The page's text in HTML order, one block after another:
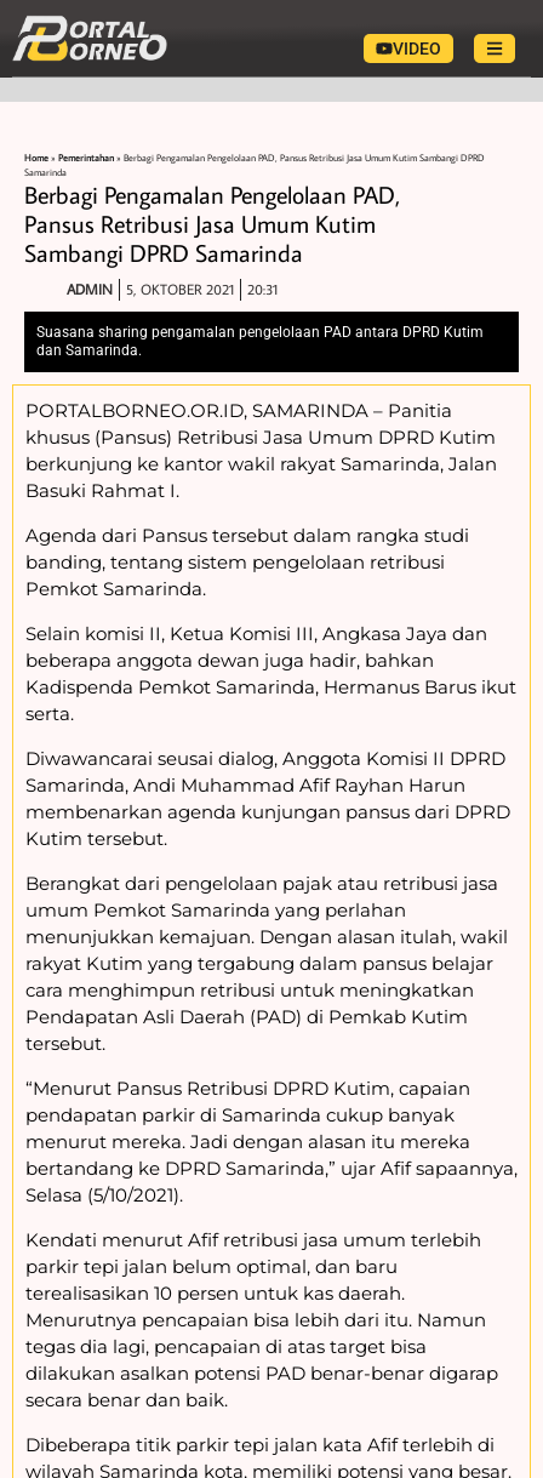
VIDEO
Home » Pemerintahan » Berbagi Pengamalan Pengelolaan PAD, Pansus Retribusi Jasa Umum Kutim Sambangi DPRD
Samarinda
Berbagi Pengamalan Pengelolaan PAD,
Pansus Retribusi Jasa Umum Kutim
Sambangi DPRD Samarinda
ADMIN 5, OKTOBER 2021 20:31
Suasana sharing pengamalan pengelolaan PAD antara DPRD Kutim
dan Samarinda.
PORTALBORNEO.OR.ID, SAMARINDA – Panitia
khusus (Pansus) Retribusi Jasa Umum DPRD Kutim
berkunjung ke kantor wakil rakyat Samarinda, Jalan
Basuki Rahmat I.
Agenda dari Pansus tersebut dalam rangka studi
banding, tentang sistem pengelolaan retribusi
Pemkot Samarinda.
Selain komisi II, Ketua Komisi III, Angkasa Jaya dan
beberapa anggota dewan juga hadir, bahkan
Kadispenda Pemkot Samarinda, Hermanus Barus ikut
serta.
Diwawancarai seusai dialog, Anggota Komisi II DPRD
Samarinda, Andi Muhammad Afif Rayhan Harun
membenarkan agenda kunjungan pansus dari DPRD
Kutim tersebut.
Berangkat dari pengelolaan pajak atau retribusi jasa
umum Pemkot Samarinda yang perlahan
menunjukkan kemajuan. Dengan alasan itulah, wakil
rakyat Kutim yang tergabung dalam pansus belajar
cara menghimpun retribusi untuk meningkatkan
Pendapatan Asli Daerah (PAD) di Pemkab Kutim
tersebut.
“Menurut Pansus Retribusi DPRD Kutim, capaian
pendapatan parkir di Samarinda cukup banyak
menurut mereka. Jadi dengan alasan itu mereka
bertandang ke DPRD Samarinda,” ujar Afif sapaannya,
Selasa (5/10/2021).
Kendati menurut Afif retribusi jasa umum terlebih
parkir tepi jalan belum optimal, dan baru
terealisasikan 10 persen untuk kas daerah.
Menurutnya pencapaian bisa lebih dari itu. Namun
tegas dia lagi, pencapaian di atas target bisa
dilakukan asalkan potensi PAD benar-benar digarap
secara benar dan baik.
Dibeberapa titik parkir tepi jalan kata Afif terlebih di
wilayah Samarinda kota, memiliki potensi yang besar.